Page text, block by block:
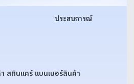
ประสบการณ์
สกินแคร์ แบนเนอร์สินค้า